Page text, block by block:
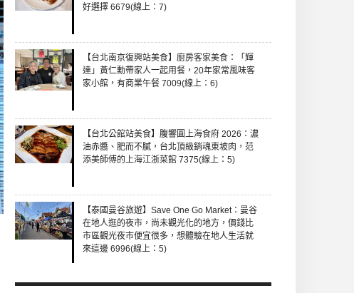
好選擇 6679(線上：7)
【台北南京復興站美食】廚房客家美食：「輝
達」黃仁勳帶家人一起用餐，20年家常風味客
家小館，有商業午餐 7009(線上：6)
【台北公館站美食】腹響圓上海食府 2026：濃
油赤醬、肥而不膩，台北頂級銷魂東坡肉，范
添美師傅的上海江浙菜館 7375(線上：5)
【泰國曼谷旅遊】Save One Go Market：曼谷
在地人逛的夜市，尚未觀光化的地方，價錢比
市區觀光夜市便宜很多，想體驗在地人生活就
來這邊 6996(線上：5)